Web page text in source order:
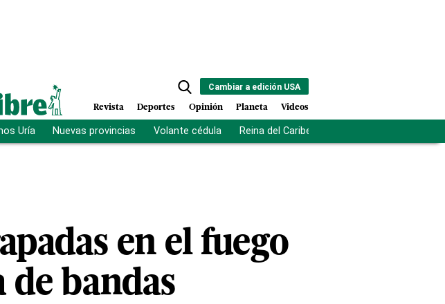
Cambiar a edición USA
Revista Deportes Opinión Planeta Videos
Uría Nuevas provincias Volante cédula Reina del Caribe
en el fuego
de bandas